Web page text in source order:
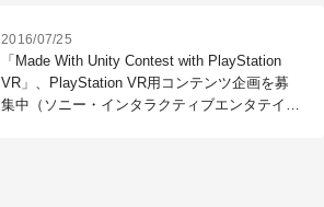
2016/07/25
「Made With Unity Contest with PlayStation
VR」、PlayStation VR用コンテンツ企画を募
集中（ソニー・インタラクティブエンタテイン